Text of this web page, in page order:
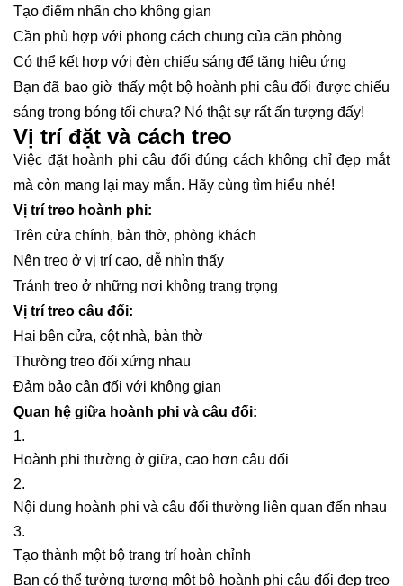
Tạo điểm nhấn cho không gian
Cần phù hợp với phong cách chung của căn phòng
Có thể kết hợp với đèn chiếu sáng để tăng hiệu ứng
Bạn đã bao giờ thấy một bộ hoành phi câu đối được chiếu
sáng trong bóng tối chưa? Nó thật sự rất ấn tượng đấy!
Vị trí đặt và cách treo
Việc đặt hoành phi câu đối đúng cách không chỉ đẹp mắt
mà còn mang lại may mắn. Hãy cùng tìm hiểu nhé!
Vị trí treo hoành phi:
Trên cửa chính, bàn thờ, phòng khách
Nên treo ở vị trí cao, dễ nhìn thấy
Tránh treo ở những nơi không trang trọng
Vị trí treo câu đối:
Hai bên cửa, cột nhà, bàn thờ
Thường treo đối xứng nhau
Đảm bảo cân đối với không gian
Quan hệ giữa hoành phi và câu đối:
Hoành phi thường ở giữa, cao hơn câu đối
Nội dung hoành phi và câu đối thường liên quan đến nhau
Tạo thành một bộ trang trí hoàn chỉnh
Bạn có thể tưởng tượng một bộ hoành phi câu đối đẹp treo